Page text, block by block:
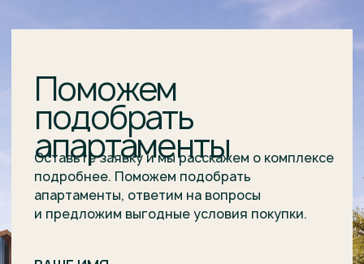
НОМЕР ТЕЛЕФОНА*
+7
Я подтверждаю ознакомление и даю
обработку моих персональных данных в порядке
и на условиях, указанных в Политике обработки
персональных данных